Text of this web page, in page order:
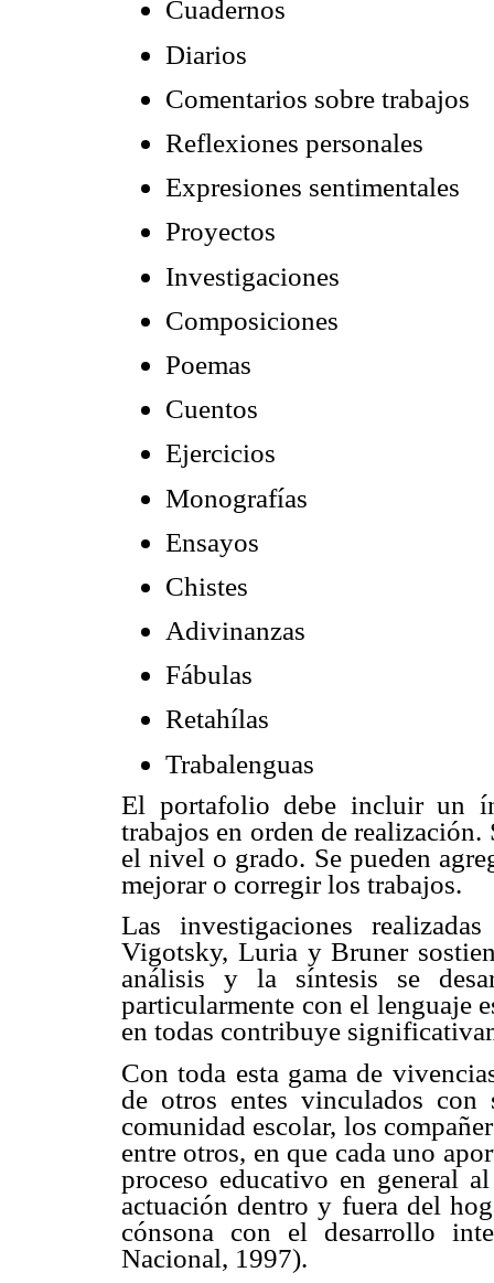
Cuadernos
Diarios
Comentarios sobre trabajos
Reflexiones personales
Expresiones sentimentales
Proyectos
Investigaciones
Composiciones
Poemas
Cuentos
Ejercicios
Monografías
Ensayos
Chistes
Adivinanzas
Fábulas
Retahílas
Trabalenguas
El portafolio debe incluir un
trabajos en orden de
el nivel o grado. Se pueden
mejorar o corregir los trabajos.
Las investigaciones
Vigotsky, Luria y Bruner
análisis y la síntesis se
particularmente con el lenguaje
en todas contribuye
Con toda esta gama de
de otros entes vinculados
comunidad escolar, los
entre otros, en que cada uno
proceso educativo en general
actuación dentro y fuera del
cónsona con el desarrollo
Nacional, 1997).